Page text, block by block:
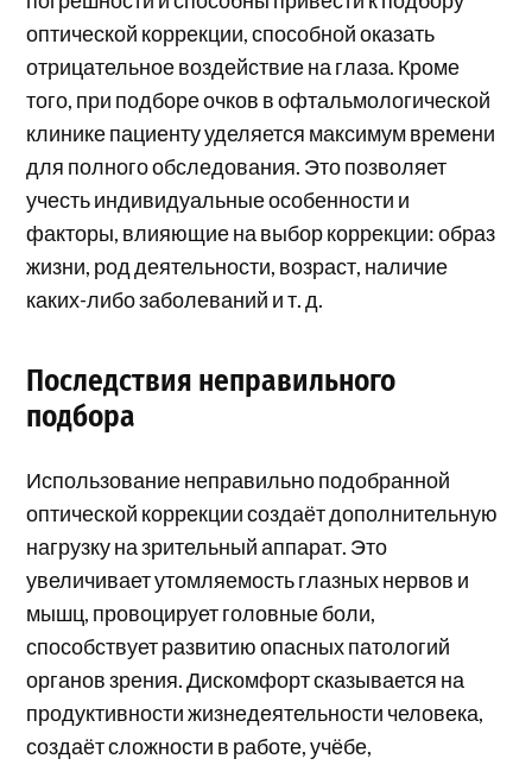
оптической коррекции, способной оказать
отрицательное воздействие на глаза. Кроме
того, при подборе очков в офтальмологической
клинике пациенту уделяется максимум времени
для полного обследования. Это позволяет
учесть индивидуальные особенности и
факторы, влияющие на выбор коррекции: образ
жизни, род деятельности, возраст, наличие
каких-либо заболеваний и т. д.
Последствия неправильного
подбора
Использование неправильно подобранной
оптической коррекции создаёт дополнительную
нагрузку на зрительный аппарат. Это
увеличивает утомляемость глазных нервов и
мышц, провоцирует головные боли,
способствует развитию опасных патологий
органов зрения. Дискомфорт сказывается на
продуктивности жизнедеятельности человека,
создаёт сложности в работе, учёбе,